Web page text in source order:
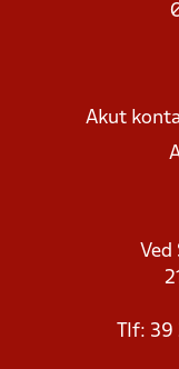
Akut
Ved
Tlf: